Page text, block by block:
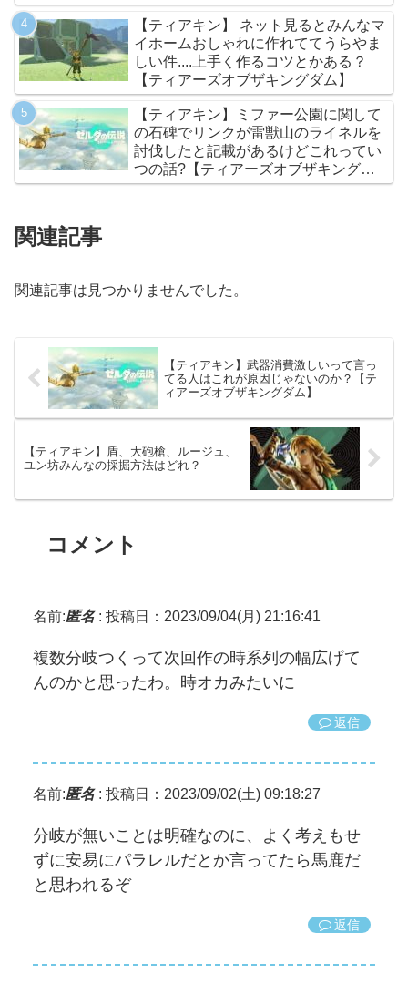
【ティアキン】 ネット見るとみんなマ
イホームおしゃれに作れててうらやま
しい件....上手く作るコツとかある？
【ティアーズオブザキングダム】
【ティアキン】ミファー公園に関して
の石碑でリンクが雷獣山のライネルを
討伐したと記載があるけどこれってい
つの話?【ティアーズオブザキングダ
ム】
関連記事
関連記事は見つかりませんでした。
【ティアキン】武器消費激しいって言っ
てる人はこれが原因じゃないのか？【テ
ィアーズオブザキングダム】
【ティアキン】盾、大砲槍、ルージュ、
ユン坊みんなの採掘方法はどれ？
コメント
名前:匿名: 投稿日：2023/09/04(月) 21:16:41
複数分岐つくって次回作の時系列の幅広げて
んのかと思ったわ。時オカみたいに
返信
名前:匿名: 投稿日：2023/09/02(土) 09:18:27
分岐が無いことは明確なのに、よく考えもせ
ずに安易にパラレルだとか言ってたら馬鹿だ
と思われるぞ
返信